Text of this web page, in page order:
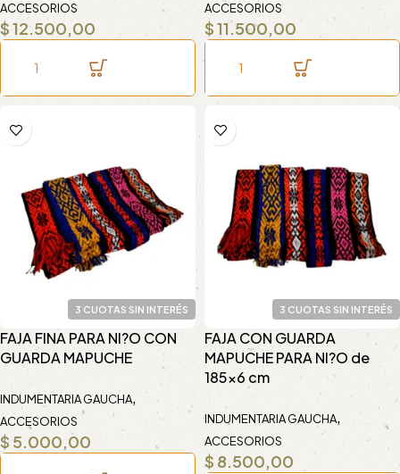
ACCESORIOS
$12.500,00
ACCESORIOS
$11.500,00
3 CUOTAS SIN INTERÉS
FAJA FINA PARA NI?O CON
GUARDA MAPUCHE
INDUMENTARIA GAUCHA,
ACCESORIOS
$ 5.000,00
3 CUOTAS SIN INTERÉS
FAJA CON GUARDA
MAPUCHE PARA NI?O de
185×6 cm
INDUMENTARIA GAUCHA,
ACCESORIOS
$ 8.500,00